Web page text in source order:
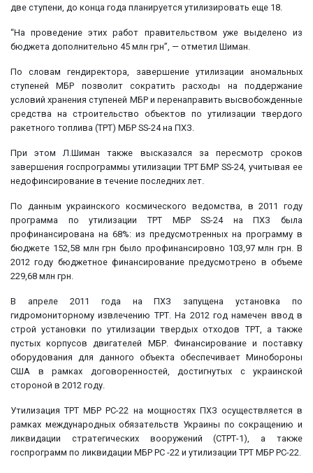
две ступени, до конца года планируется утилизировать еще 18.
“На проведение этих работ правительством уже выделено из
бюджета дополнительно 45 млн грн”, — отметил Шиман.
По словам гендиректора, завершение утилизации аномальных
ступеней МБР позволит сократить расходы на поддержание
условий хранения ступеней МБР и перенаправить высвобожденные
средства на строительство объектов по утилизации твердого
ракетного топлива (ТРТ) МБР SS-24 на ПХЗ.
При этом Л.Шиман также высказался за пересмотр сроков
завершения госпрограммы утилизации ТРТ БМР SS-24, учитывая ее
недофинсирование в течение последних лет.
По данным украинского космического ведомства, в 2011 году
программа по утилизации ТРТ МБР SS-24 на ПХЗ была
профинансирована на 68%: из предусмотренных на программу в
бюджете 152,58 млн грн было профинансировно 103,97 млн грн. В
2012 году бюджетное финансирование предусмотрено в объеме
229,68 млн грн.
В апреле 2011 года на ПХЗ запущена установка по
гидромониторному извлечению ТРТ. На 2012 год намечен ввод в
строй установки по утилизации твердых отходов ТРТ, а также
пустых корпусов двигателей МБР. Финансирование и поставку
оборудования для данного объекта обеспечивает Минобороны
США в рамках договоренностей, достигнутых с украинской
стороной в 2012 году.
Утилизация ТРТ МБР РС-22 на мощностях ПХЗ осуществляется в
рамках международных обязательств Украины по сокращению и
ликвидации стратегических вооружений (СТРТ-1), а также
госпрограмм по ликвидации МБР РС -22 и утилизации ТРТ МБР РС-22.